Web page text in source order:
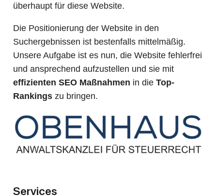
überhaupt für diese Website.
Die Positionierung der Website in den
Suchergebnissen ist bestenfalls mittelmäßig.
Unsere Aufgabe ist es nun, die Website fehlerfrei
und ansprechend aufzustellen und sie mit
effizienten SEO Maßnahmen in die Top-
Rankings zu bringen.
Services